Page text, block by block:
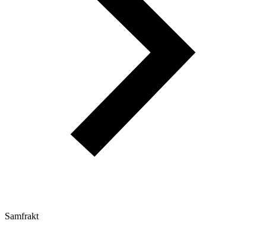
Samfrakt